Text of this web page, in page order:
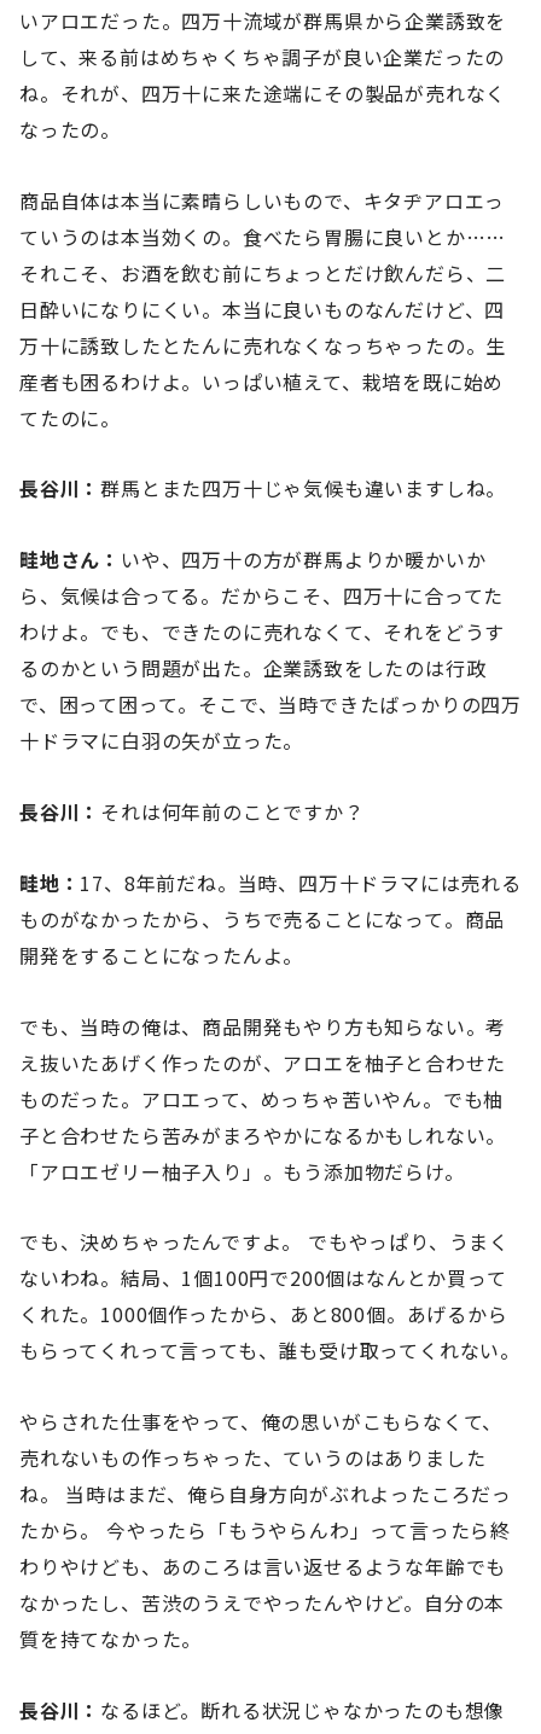
いアロエだった。四万十流域が群馬県から企業誘致を
して、来る前はめちゃくちゃ調子が良い企業だったの
ね。それが、四万十に来た途端にその製品が売れなく
なったの。
商品自体は本当に素晴らしいもので、キタヂアロエっ
ていうのは本当効くの。食べたら胃腸に良いとか……
それこそ、お酒を飲む前にちょっとだけ飲んだら、二
日酔いになりにくい。本当に良いものなんだけど、四
万十に誘致したとたんに売れなくなっちゃったの。生
産者も困るわけよ。いっぱい植えて、栽培を既に始め
てたのに。
長谷川：群馬とまた四万十じゃ気候も違いますしね。
畦地さん： いや、四万十の方が群馬よりか暖かいか
ら、気候は合ってる。だからこそ、四万十に合ってた
わけよ。でも、できたのに売れなくて、それをどうす
るのかという問題が出た。企業誘致をしたのは行政
で、困って困って。そこで、当時できたばっかりの四万
十ドラマに白羽の矢が立った。
長谷川： それは何年前のことですか？
畦地： 17、8年前だね。当時、四万十ドラマには売れる
ものがなかったから、うちで売ることになって。商品
開発をすることになったんよ。
でも、当時の俺は、商品開発もやり方も知らない。考
え抜いたあげく作ったのが、アロエを柚子と合わせた
ものだった。アロエって、めっちゃ苦いやん。でも柚
子と合わせたら苦みがまろやかになるかもしれない。
「アロエゼリー柚子入り」。もう添加物だらけ。
でも、決めちゃったんですよ。 でもやっぱり、うまく
ないわね。結局、1個100円で200個はなんとか買って
くれた。1000個作ったから、あと800個。あげるから
もらってくれって言っても、誰も受け取ってくれない。
やらされた仕事をやって、俺の思いがこもらなくて、
売れないもの作っちゃった、ていうのはありました
ね。 当時はまだ、俺ら自身方向がぶれよったころだっ
たから。 今やったら「もうやらんわ」って言ったら終
わりやけども、あのころは言い返せるような年齢でも
なかったし、苦渋のうえでやったんやけど。自分の本
質を持てなかった。
長谷川： なるほど。断れる状況じゃなかったのも想像